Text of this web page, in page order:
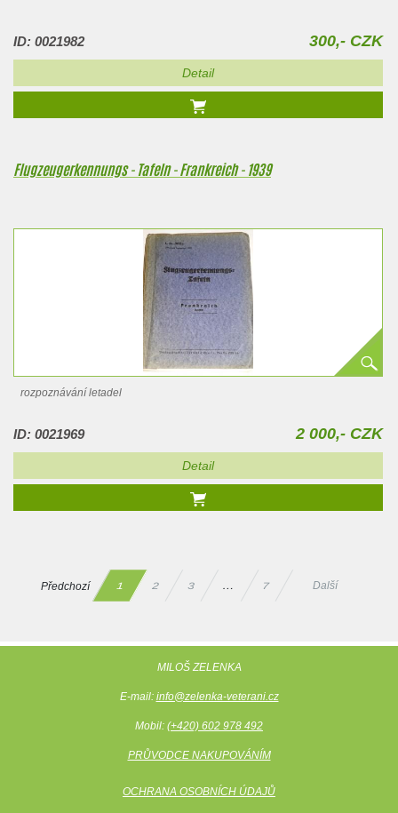
ID: 0021982 300,- CZK
Detail
Flugzeugerkennungs - Tafeln - Frankreich - 1939
rozpoznávání letadel
ID: 0021969 2 000,- CZK
Detail
Předchozí 1 2 3 … 7 Další
MILOŠ ZELENKA
E-mail: info@zelenka-veterani.cz
Mobil: (+420) 602 978 492
PRŮVODCE NAKUPOVÁNÍM
OCHRANA OSOBNÍCH ÚDAJŮ